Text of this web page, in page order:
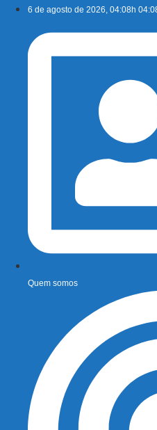
conteúdo
6 de agosto de 2026, 04:08h
Quem somos